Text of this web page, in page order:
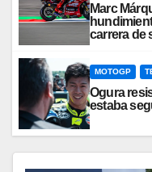
Marc
carrera de
MOTOGP
Ogura
estaba